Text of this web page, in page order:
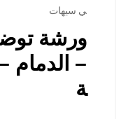
ي سيهات
ورشة
– الدمام
ة